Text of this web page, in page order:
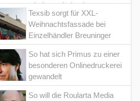
wieder optimiert hat
Texsib sorgt für XXL-
Weihnachtsfassade bei
Einzelhändler Breuninger
So hat sich Primus zu einer
besonderen Onlinedruckerei
gewandelt
So will die Roularta Media